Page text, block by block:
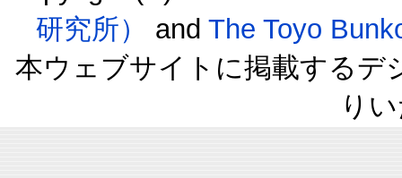
研究所）
and The Toyo
本ウェブサイトに掲載するデ
り